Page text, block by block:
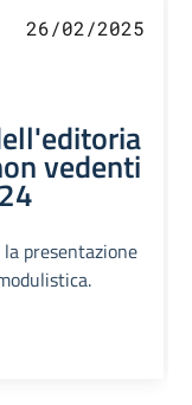
26/02/2025
vedenti
presentazione